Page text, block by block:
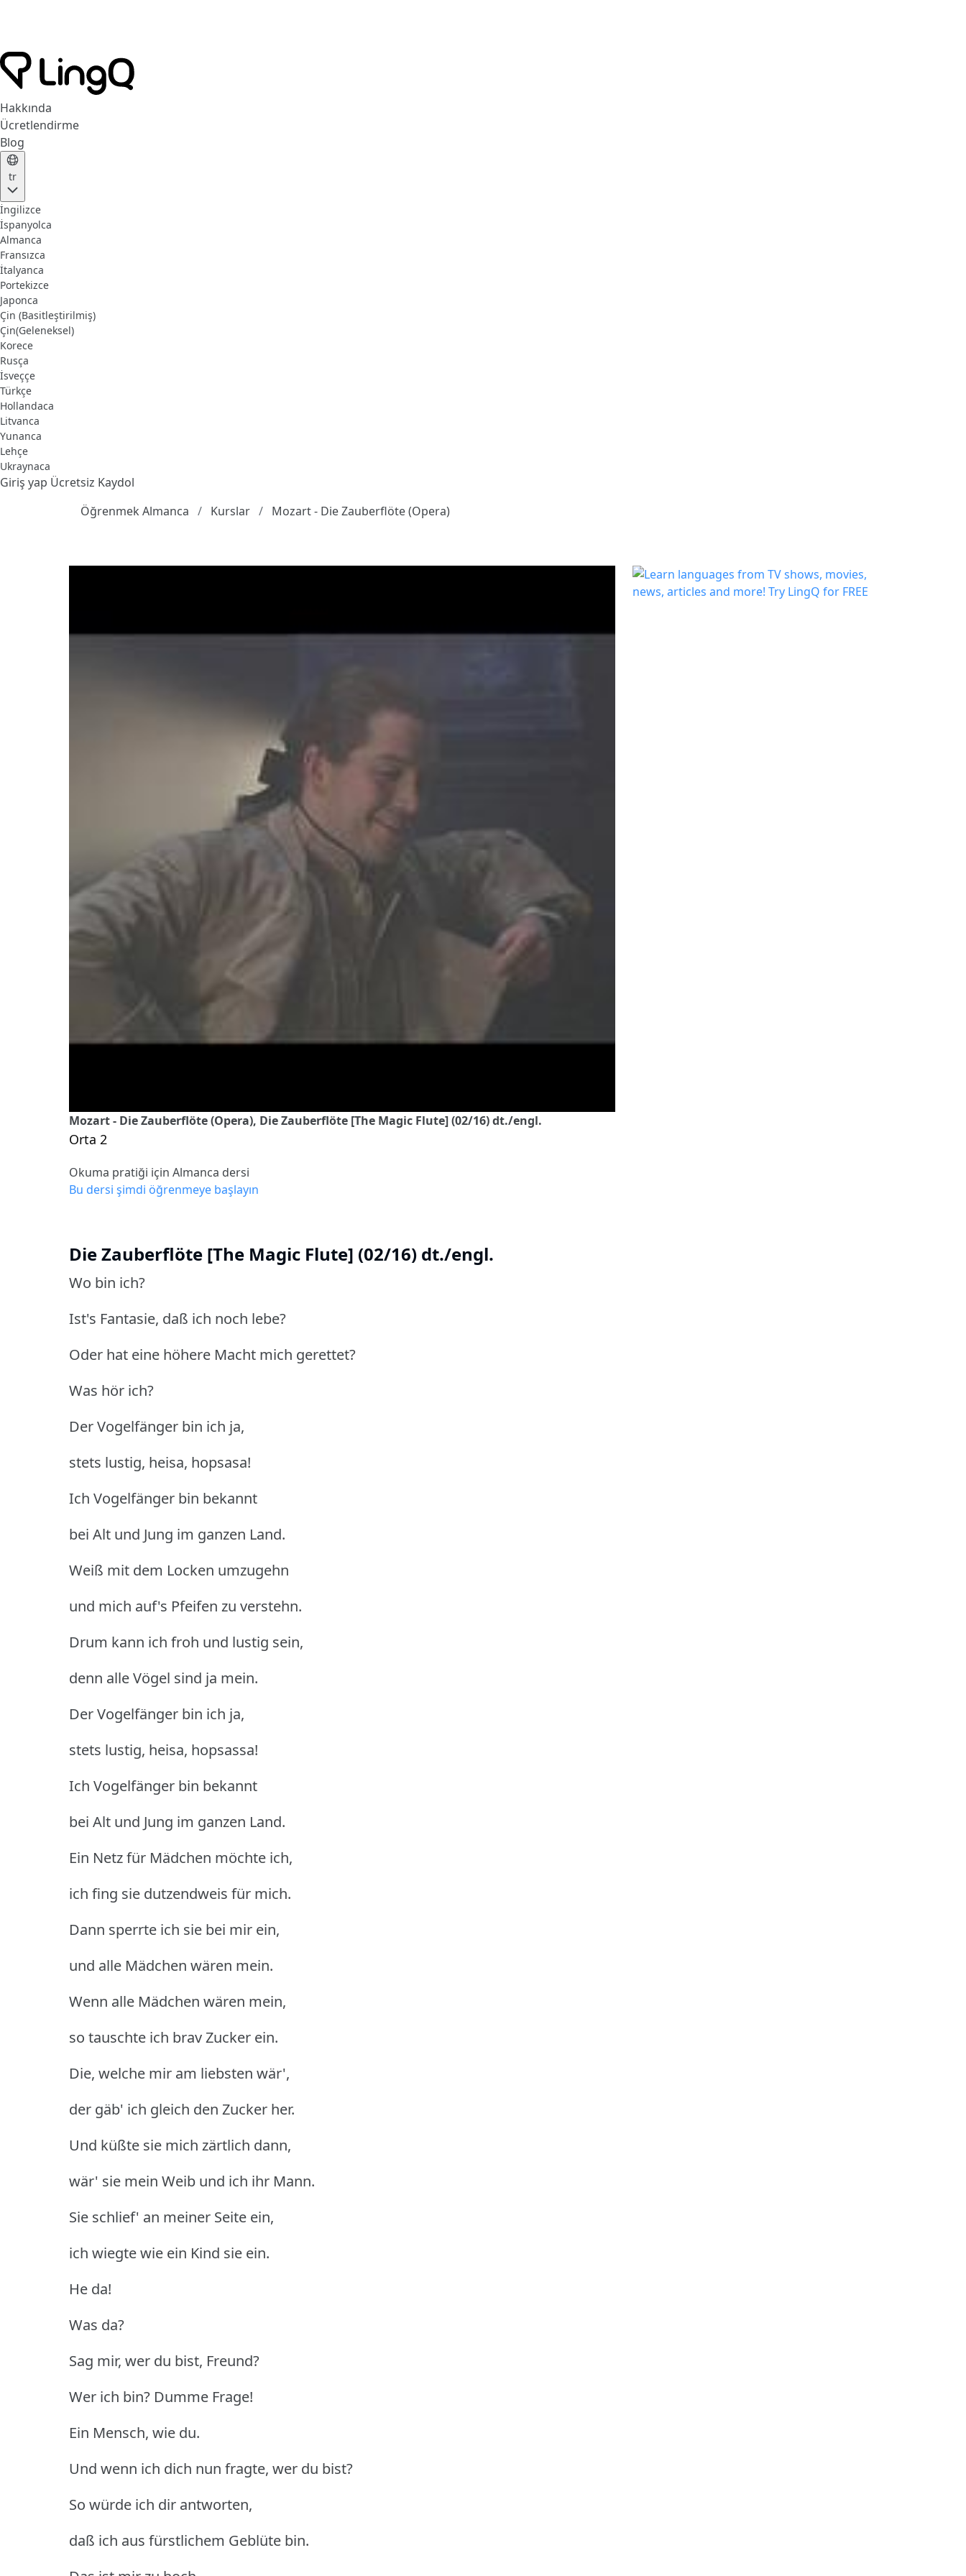
Hakkında
Ücretlendirme
Blog
tr
İngilizce
İspanyolca
Almanca
Fransızca
İtalyanca
Portekizce
Japonca
Çin (Basitleştirilmiş)
Çin(Geleneksel)
Korece
Rusça
İsveççe
Türkçe
Hollandaca
Litvanca
Yunanca
Lehçe
Ukraynaca
Giriş yap Ücretsiz Kaydol
Öğrenmek Almanca
Kurslar Mozart - Die Zauberflöte (Opera)
Mozart - Die Zauberflöte (Opera), Die Zauberflöte [The Magic Flute] (02/16) dt./engl.
Orta 2
Okuma pratiği için Almanca dersi
Bu dersi şimdi öğrenmeye başlayın
Die Zauberflöte [The Magic Flute] (02/16) dt./engl.
Wo bin ich?
Ist's Fantasie, daß ich noch lebe?
Oder hat eine höhere Macht mich gerettet?
Was hör ich?
Der Vogelfänger bin ich ja,
stets lustig, heisa, hopsasa!
Ich Vogelfänger bin bekannt
bei Alt und Jung im ganzen Land.
Weiß mit dem Locken umzugehn
und mich auf's Pfeifen zu verstehn.
Drum kann ich froh und lustig sein,
denn alle Vögel sind ja mein.
Der Vogelfänger bin ich ja,
stets lustig, heisa, hopsassa!
Ich Vogelfänger bin bekannt
bei Alt und Jung im ganzen Land.
Ein Netz für Mädchen möchte ich,
ich fing sie dutzendweis für mich.
Dann sperrte ich sie bei mir ein,
und alle Mädchen wären mein.
Wenn alle Mädchen wären mein,
so tauschte ich brav Zucker ein.
Die, welche mir am liebsten wär',
der gäb' ich gleich den Zucker her.
Und küßte sie mich zärtlich dann,
wär' sie mein Weib und ich ihr Mann.
Sie schlief' an meiner Seite ein,
ich wiegte wie ein Kind sie ein.
He da!
Was da?
Sag mir, wer du bist, Freund?
Wer ich bin? Dumme Frage!
Ein Mensch, wie du.
Und wenn ich dich nun fragte, wer du bist?
So würde ich dir antworten,
daß ich aus fürstlichem Geblüte bin.